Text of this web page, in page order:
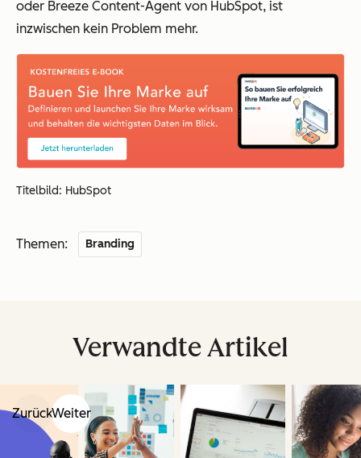
oder Breeze Content-Agent von HubSpot, ist
inzwischen kein Problem mehr.
Titelbild: HubSpot
Themen: Branding
Verwandte Artikel
ZurückWeiter